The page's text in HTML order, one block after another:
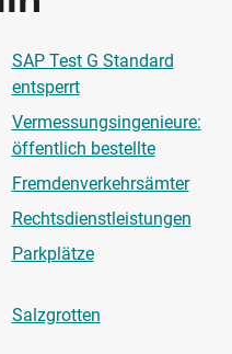
SAP Test G Standard
entsperrt
Vermessungsingenieure:
öffentlich bestellte
Fremdenverkehrsämter
Rechtsdienstleistungen
Parkplätze
Salzgrotten